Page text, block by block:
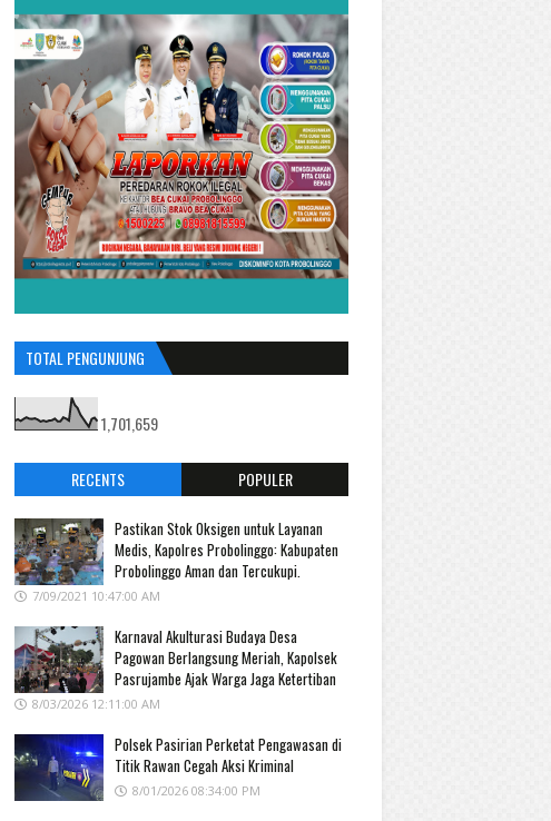
TOTAL PENGUNJUNG
1,701,659
RECENTS POPULER
Pastikan Stok Oksigen untuk Layanan
Medis, Kapolres Probolinggo: Kabupaten
Probolinggo Aman dan Tercukupi.
7/09/2021 10:47:00 AM
Karnaval Akulturasi Budaya Desa
Pagowan Berlangsung Meriah, Kapolsek
Pasrujambe Ajak Warga Jaga Ketertiban
8/03/2026 12:11:00 AM
Polsek Pasirian Perketat Pengawasan di
Titik Rawan Cegah Aksi Kriminal
8/01/2026 08:34:00 PM